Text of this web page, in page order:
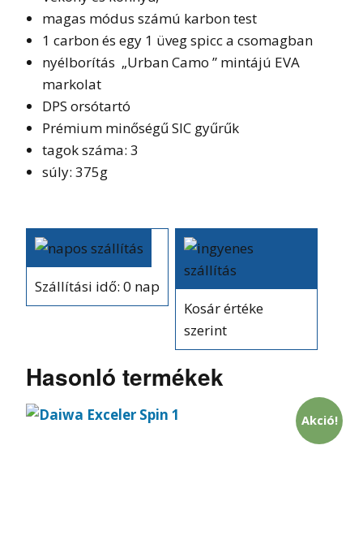
magas módus számú karbon test
1 carbon és egy 1 üveg spicc a csomagban
nyélborítás „Urban Camo ” mintájú EVA
markolat
DPS orsótartó
Prémium minőségű SIC gyűrűk
tagok száma: 3
súly: 375g
Szállítási idő: 0 nap
Kosár értéke
szerint
Hasonló termékek
Akció!